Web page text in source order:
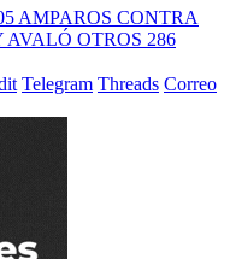
AMPAROS CONTRA
AVALÓ OTROS 286
Telegram Threads Correo